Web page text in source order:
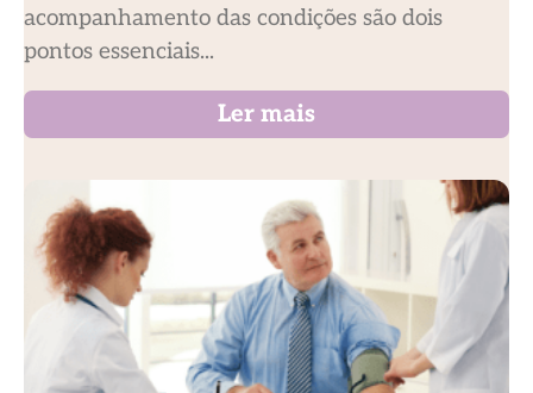
acompanhamento das condições são dois
pontos essenciais...
Ler mais